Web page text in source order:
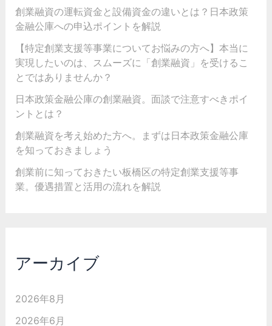
創業融資の運転資金と設備資金の違いとは？日本政策
金融公庫への申込ポイントを解説
【特定創業支援等事業についてお悩みの方へ】本当に
実現したいのは、スムーズに「創業融資」を受けるこ
とではありませんか？
日本政策金融公庫の創業融資。面談で注意すべきポイ
ントとは？
創業融資を考え始めた方へ。まずは日本政策金融公庫
を知っておきましょう
創業前に知っておきたい板橋区の特定創業支援等事
業。優遇措置と活用の流れを解説
アーカイブ
2026年8月
2026年6月